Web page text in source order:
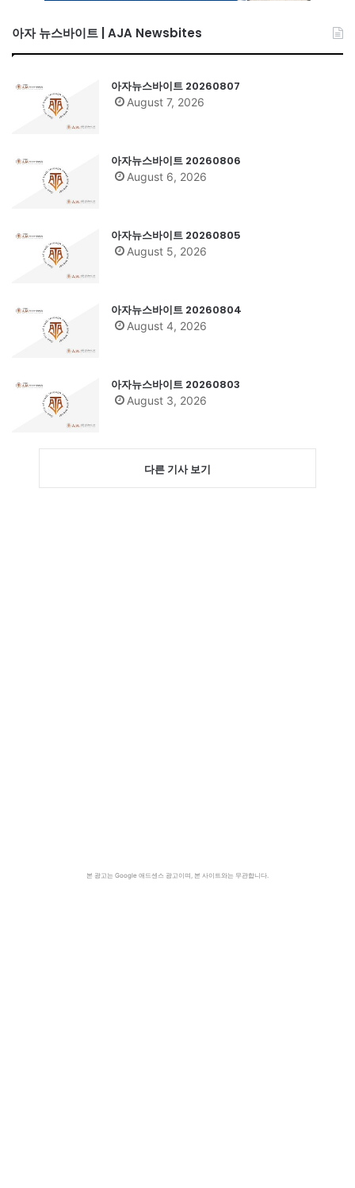
아자 뉴스바이트 | AJA Newsbites
아자뉴스바이트 20260807
August 7, 2026
아자뉴스바이트 20260806
August 6, 2026
아자뉴스바이트 20260805
August 5, 2026
아자뉴스바이트 20260804
August 4, 2026
아자뉴스바이트 20260803
August 3, 2026
다른 기사 보기
본 광고는 Google 애드센스 광고이며, 본 사이트와는 무관합니다.